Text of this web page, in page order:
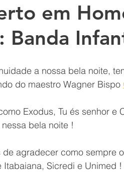
em
Banda
a nossa bela noite,
do maestro Wagner Bispo
Exodus, Tu és senhor
bela noite !
de agradecer como sempre
Itabaiana, Sicredi e Unimed !